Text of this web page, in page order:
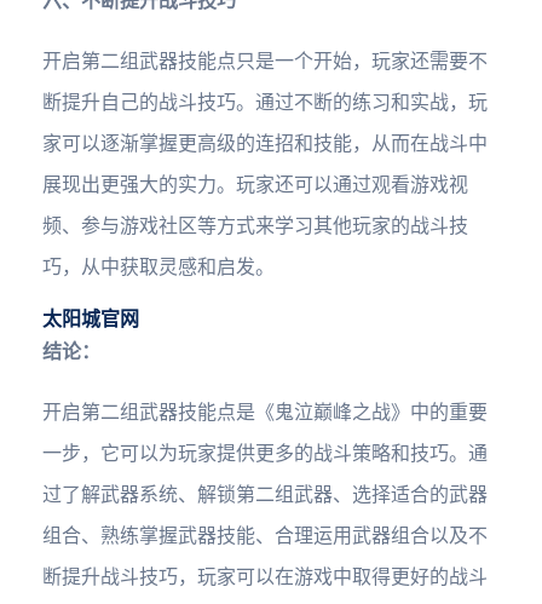
开启第二组武器技能点只是一个开始，玩家还需要不
断提升自己的战斗技巧。通过不断的练习和实战，玩
家可以逐渐掌握更高级的连招和技能，从而在战斗中
展现出更强大的实力。玩家还可以通过观看游戏视
频、参与游戏社区等方式来学习其他玩家的战斗技
巧，从中获取灵感和启发。
太阳城官网
结论：
开启第二组武器技能点是《鬼泣巅峰之战》中的重要
一步，它可以为玩家提供更多的战斗策略和技巧。通
过了解武器系统、解锁第二组武器、选择适合的武器
组合、熟练掌握武器技能、合理运用武器组合以及不
断提升战斗技巧，玩家可以在游戏中取得更好的战斗